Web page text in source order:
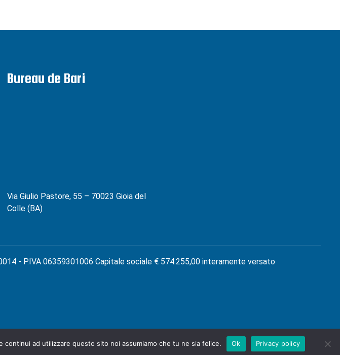
Bureau de Bari
Via Giulio Pastore, 55 – 70023 Gioia del
Colle (BA)
- P.IVA 06359301006 Capitale sociale € 574.255,00 interamente versato
ad utilizzare questo sito noi assumiamo che tu ne sia felice. Ok Privacy policy